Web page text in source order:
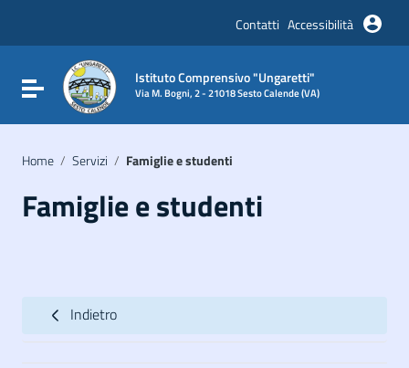
Vai al footer
Contatti Accessibilità
Attiva / disattiva la navigazione
Istituto Comprensivo "Ungaretti"
Via M. Bogni, 2 - 21018 Sesto Calende (VA)
Home / Servizi / Famiglie e studenti
Famiglie e studenti
Indietro